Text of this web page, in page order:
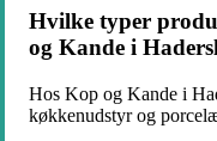
Hvilke typer
og Kande i
Hos Kop og Kande i
køkkenudstyr og